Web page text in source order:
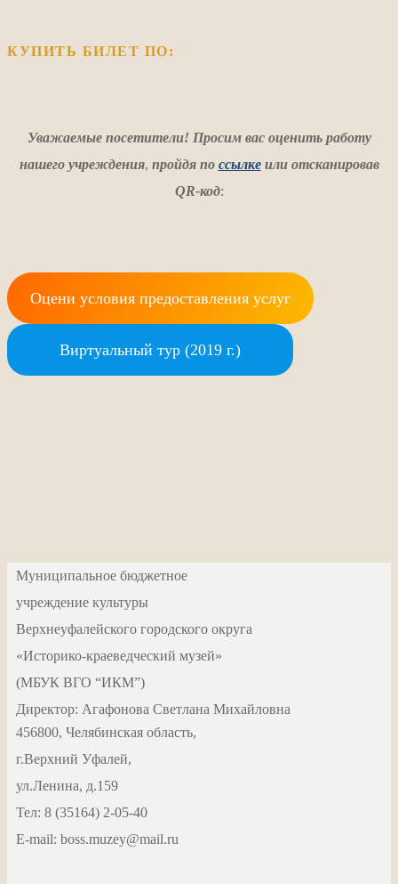
КУПИТЬ БИЛЕТ ПО:
Уважаемые посетители! Просим вас оценить работу
нашего учреждения, пройдя по ссылкеили отсканировав
QR-код:
Оцени условия предоставления услуг
Виртуальный тур (2019 г.)
Муниципальное бюджетное
учреждение культуры
Верхнеуфалейского городского округа
«Историко-краеведческий музей»
(МБУК ВГО “ИКМ”)
Директор: Агафонова Светлана Михайловна
456800, Челябинская область,
г.Верхний Уфалей,
ул.Ленина, д.159
Тел: 8 (35164) 2-05-40
Е-mail: boss.muzey@mail.ru